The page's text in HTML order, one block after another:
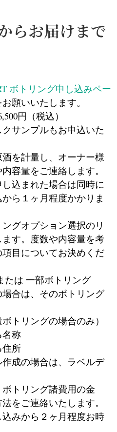
らお届けまで
ボトリング申し込みペー
願いいたします。
円（税込）
サンプルもお申込いた
を計量し、オーナー様
容量をご連絡します。
込まれた場合は同時に
ら１ヶ月程度かかりま
グオプション選択のリ
す。度数や内容量を考
目についてお決めくだ
たは 一部ボトリング
場合は、そのボトリング
トリングの場合のみ）
名称
住所
作成の場合は、ラベルデ
トリング諸費用の金
をご連絡いたします。
みから２ヶ月程度お時